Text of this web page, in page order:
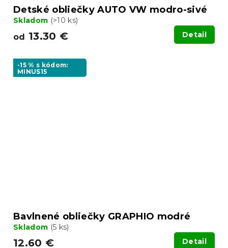
Detské obliečky AUTO VW modro-sivé
Skladom (>10 ks)
od 13.30 € Detail
-15 % s kódom:
MINUS15
Bavlnené obliečky GRAPHIO modré
Skladom (5 ks)
12.60 € Detail